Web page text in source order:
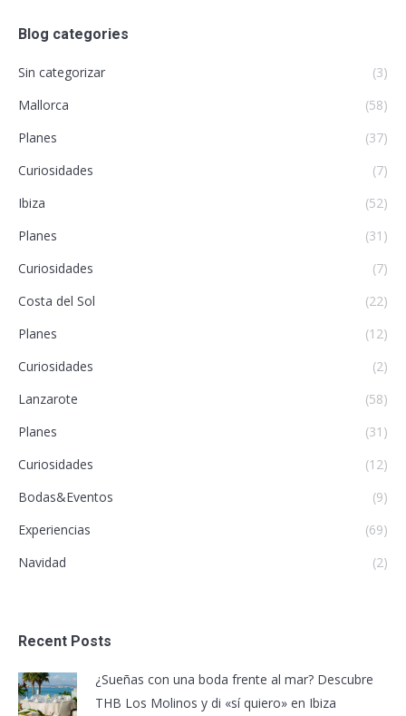
Blog categories
Sin categorizar
(3)
Mallorca
(58)
Planes
(37)
Curiosidades
(7)
Ibiza
(52)
Planes
(31)
Curiosidades
(7)
Costa del Sol
(22)
Planes
(12)
Curiosidades
(2)
Lanzarote
(58)
Planes
(31)
Curiosidades
(12)
Bodas&Eventos
(9)
Experiencias
(69)
Navidad
(2)
Recent Posts
¿Sueñas con una boda frente al mar? Descubre
THB Los Molinos y di «sí quiero» en Ibiza